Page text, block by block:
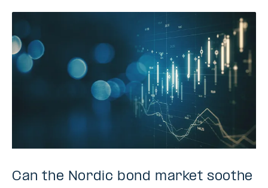
Can the Nordic bond market soothe